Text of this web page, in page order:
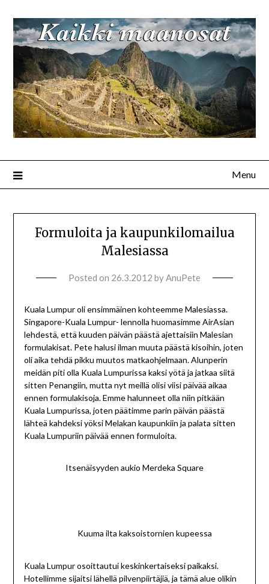
Menu
Formuloita ja kaupunkilomailua
Malesiassa
Posted on 26.3.2012 byAnuPete
Kuala Lumpur oli ensimmäinen kohteemme Malesiassa.
Singapore-Kuala Lumpur- lennolla huomasimme AirAsian
lehdestä, että kuuden päivän päästä ajettaisiin Malesian
formulakisat. Pete halusi ilman muuta päästä kisoihin, joten
oli aika tehdä pikku muutos matkaohjelmaan. Alunperin
meidän piti olla Kuala Lumpurissa kaksi yötä ja jatkaa siitä
sitten Penangiin, mutta nyt meillä olisi viisi päivää aikaa
ennen formulakisoja. Emme halunneet olla niin pitkään
Kuala Lumpurissa, joten päätimme parin päivän päästä
lähteä kahdeksi yöksi Melakan kaupunkiin ja palata sitten
Kuala Lumpuriin päivää ennen formuloita.
Itsenäisyyden aukio Merdeka Square
Kuuma ilta kaksoistornien kupeessa
Kuala Lumpur osoittautui keskinkertaiseksi paikaksi.
Hotellimme sijaitsi lähellä pilvenpiirtäjiä, ja tämä alue olikin